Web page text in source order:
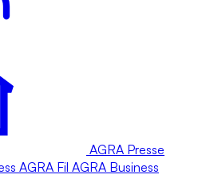
AGRA Presse
AGRA Fil AGRA Business